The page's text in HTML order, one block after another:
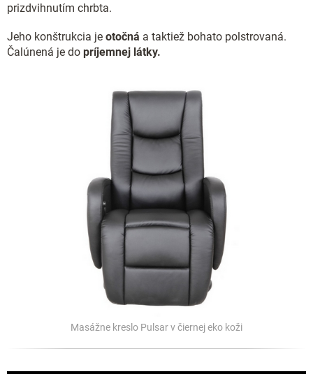
prizdvihnutím chrbta.
Jeho konštrukcia je otočná a taktiež bohato polstrovaná.
Čalúnená je do príjemnej látky.
Masážne kreslo Pulsar v čiernej eko koži